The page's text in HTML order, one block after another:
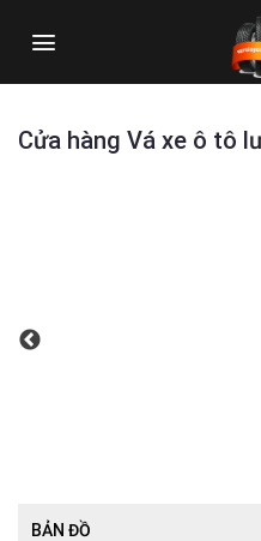
Cửa hàng Vá xe ô tô
BẢN ĐỒ